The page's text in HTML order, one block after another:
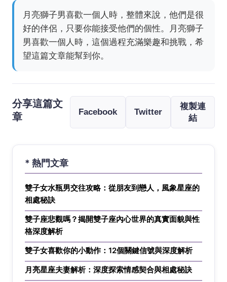
月亮獅子男喜歡一個人時，整體來說，他們是很
好的伴侶，只要你能接受他們的個性。月亮獅子
男喜歡一個人時，這個過程充滿樂趣和挑戰，希
望這篇文章能幫到你。
分享這篇文
章
Facebook Twitter
複製連
結
* 熱門文章
雙子女水瓶男交往攻略：從朋友到戀人，風象星座的
相處秘訣
雙子座悲觀嗎？揭開雙子座內心世界的真實面貌與性
格深度解析
雙子女喜歡你的小動作：12個關鍵信號與深度解析
月亮星座夫妻解析：深度探索情感契合與相處秘訣